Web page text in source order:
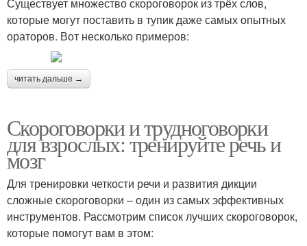
которые могут поставить в тупик даже самых опытных
ораторов. Вот несколько примеров:
читать дальше →
Скороговорки и трудноговорки
для взрослых: тренируйте речь и
мозг
Для тренировки четкости речи и развития дикции
сложные скороговорки – один из самых эффективных
инструментов. Рассмотрим список лучших скороговорок,
которые помогут вам в этом: